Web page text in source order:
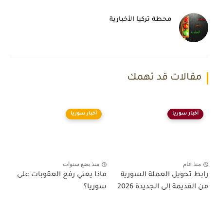
محطة تركيا الأخبارية
مقالات قد تهمك
أخبار سوريا
منذ عام
رابط تحويل العملة السورية
من القديمة إلى الجديدة 2026
أخبار سوريا
منذ بضع سنوات
ماذا يعني رفع العقوبات على
سوريا؟